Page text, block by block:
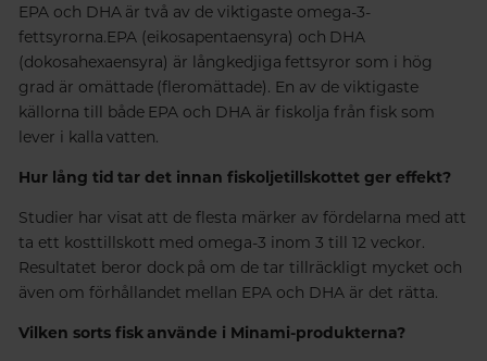
EPA och DHA är två av de viktigaste omega-3-
fettsyrorna.EPA (eikosapentaensyra) och DHA
(dokosahexaensyra) är långkedjiga fettsyror som i hög
grad är omättade (fleromättade). En av de viktigaste
källorna till både EPA och DHA är fiskolja från fisk som
lever i kalla vatten.
Hur lång tid tar det innan fiskoljetillskottet ger effekt?
Studier har visat att de flesta märker av fördelarna med att
ta ett kosttillskott med omega-3 inom 3 till 12 veckor.
Resultatet beror dock på om de tar tillräckligt mycket och
även om förhållandet mellan EPA och DHA är det rätta.
Vilken sorts fisk använde i Minami-produkterna?